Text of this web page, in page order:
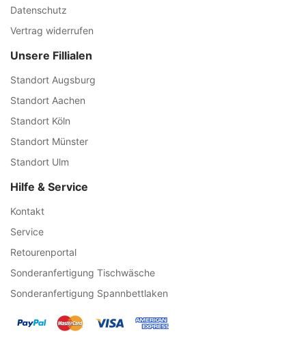
Datenschutz
Vertrag widerrufen
Unsere Fillialen
Standort Augsburg
Standort Aachen
Standort Köln
Standort Münster
Standort Ulm
Hilfe & Service
Kontakt
Service
Retourenportal
Sonderanfertigung Tischwäsche
Sonderanfertigung Spannbettlaken